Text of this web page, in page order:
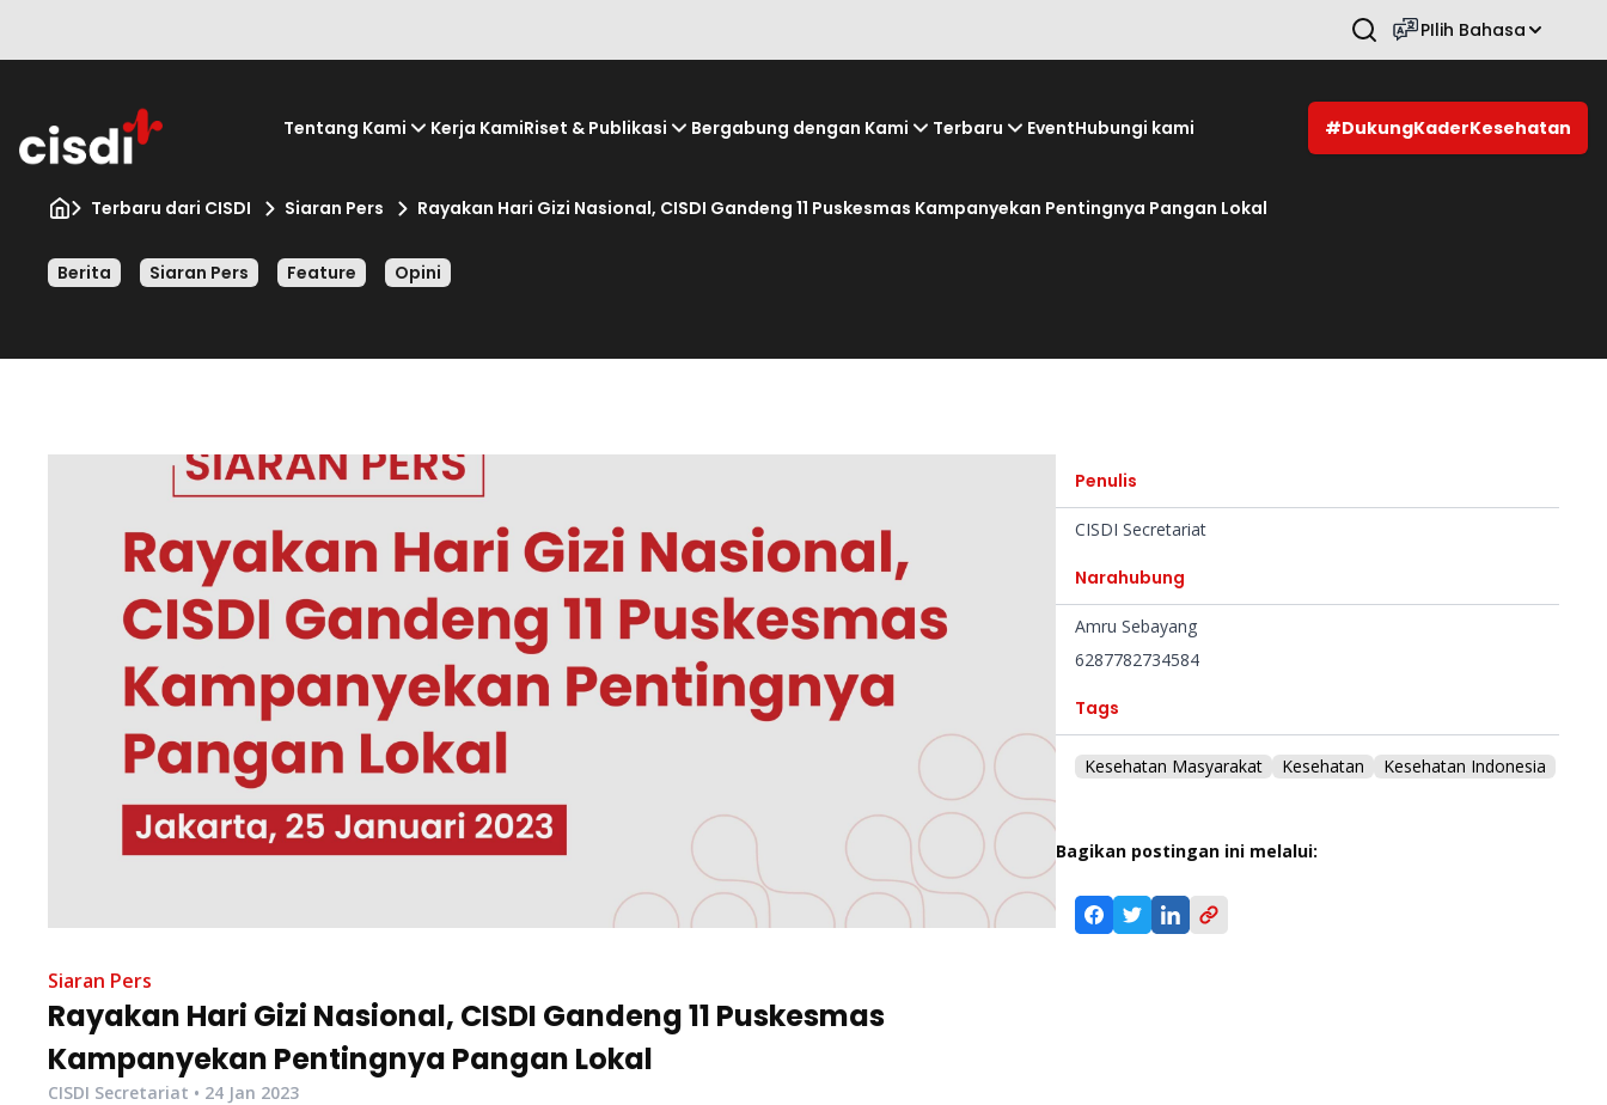
Tekan Enter untuk mencari.
PIlih Bahasa
Tentang Kami Kerja KamiRiset & Publikasi Bergabung dengan Kami Terbaru EventHubungi kami #DukungKaderKesehatan
Terbaru dari CISDI Siaran Pers Rayakan Hari Gizi Nasional, CISDI Gandeng 11 Puskesmas Kampanyekan Pentingnya Pangan Lokal
Berita Siaran Pers Feature Opini
Siaran Pers
Rayakan Hari Gizi Nasional, CISDI Gandeng 11 Puskesmas
Kampanyekan Pentingnya Pangan Lokal
CISDI Secretariat • 24 Jan 2023
Penulis
CISDI Secretariat
Narahubung
Amru Sebayang
6287782734584
Tags
Kesehatan Masyarakat Kesehatan Kesehatan Indonesia
Bagikan postingan ini melalui: